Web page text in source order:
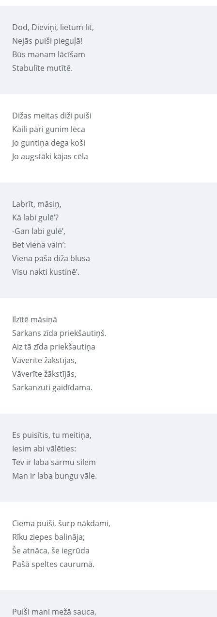
Dod, Dieviņi, lietum līt,
Nejās puiši pieguļā!
Būs manam lācīšam
Stabulīte mutītē.
Dižas meitas diži puiši
Kaili pāri gunim lēca
Jo guntiņa dega koši
Jo augstāki kājas cēla
Labrīt, māsiņ,
Kā labi gulē’?
-Gan labi gulē’,
Bet viena vain’:
Viena paša diža blusa
Visu nakti kustinē’.
Ilzītē māsiņā
Sarkans zīda priekšautiņš.
Aiz tā zīda priekšautiņa
Vāverīte žākstījās,
Vāverīte žākstījās,
Sarkanzuti gaidīdama.
Es puisītis, tu meitiņa,
Iesim abi vālēties:
Tev ir laba sārmu silem
Man ir laba bungu vāle.
Ciema puiši, šurp nākdami,
Rīku ziepes balināja;
Še atnāca, še iegrūda
Pašā speltes caurumā.
Puiši mani mežā sauca,